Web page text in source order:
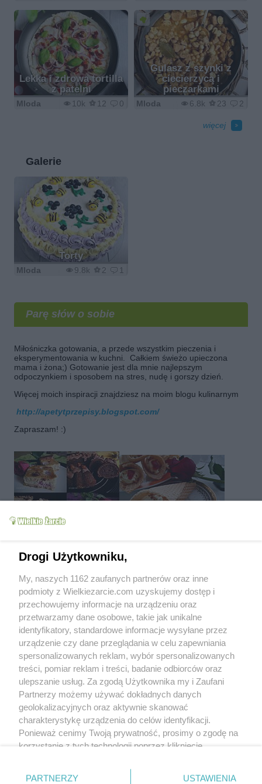
Lekka i zdrowa tortilla
z patelni
10k 12 0
Mloda
Gulasz z szynki z
ciecierzycą i
pieczarkami
6.8k 23 2
Mloda
więcej
Galerie
Torty
9.8k 2 1
Mloda
Parę słów o sobie
Miłośniczka gotowania, a przede wszystkim pieczenia i
eksperymentowania w kuchni. Całkiem świeżo upieczona
mama i żona;) Gotowanie jest dla mnie najlepszym
odpoczynkiem i sposobem na stres, nudę i gorszy dzień.
Więcej moich inspiracji znajdziesz na moim blogu kulinarnym
http://apetytprzepisy.blogspot.com/
Zapraszam! :)
Od kiedy z nami:
2007-05-11
Status:
aktywny (offline)
Wypowiedzi na forum:
542
Wystawione komentarze:
772
Otrzymane komentarze:
1444
Wyróżnienia
Treści polecane:21
Drogi Użytkowniku,
My, naszych 1162 zaufanych partnerów oraz inne
podmioty z Wielkiezarcie.com uzyskujemy dostęp i
przechowujemy informacje na urządzeniu oraz
przetwarzamy dane osobowe, takie jak unikalne
identyfikatory, standardowe informacje wysyłane przez
urządzenie czy dane przeglądania w celu zapewniania
spersonalizowanych reklam, wybór spersonalizowanych
treści, pomiar reklam i treści, badanie odbiorców oraz
ulepszanie usług. Za zgodą Użytkownika my i Zaufani
Partnerzy możemy używać dokładnych danych
geolokalizacyjnych oraz aktywnie skanować
charakterystykę urządzenia do celów identyfikacji.
Ponieważ cenimy Twoją prywatność, prosimy o zgodę na
korzystanie z tych technologii poprzez kliknięcie
zmienić/wycofać klikając przycisk ustawień prywatności
PARTNERZY USTAWIENIA